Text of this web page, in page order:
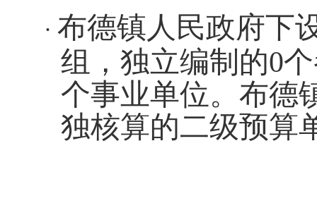
· 布德镇人民政府下
组，独立编制的0
个事业单位。布德
独核算的二级预算